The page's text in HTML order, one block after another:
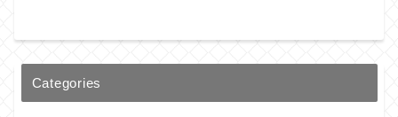
Categories